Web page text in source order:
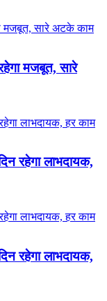
मजबूत, सारे
रहेगा लाभदायक,
रहेगा लाभदायक,